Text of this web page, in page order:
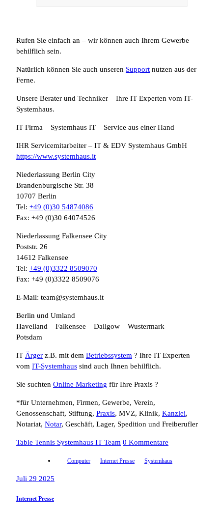
Rufen Sie einfach an – wir können auch Ihrem Gewerbe
behilflich sein.
Natürlich können Sie auch unseren Support nutzen aus der
Ferne.
Unsere Berater und Techniker – Ihre IT Experten vom IT-
Systemhaus.
IT Firma – Systemhaus IT – Service aus einer Hand
IHR Servicemitarbeiter – IT & EDV Systemhaus GmbH
https://www.systemhaus.it
Niederlassung Berlin City
Brandenburgische Str. 38
10707 Berlin
Tel: +49 (0)30 54874086
Fax: +49 (0)30 64074526
Niederlassung Falkensee City
Poststr. 26
14612 Falkensee
Tel: +49 (0)3322 8509070
Fax: +49 (0)3322 8509076
E-Mail: team@systemhaus.it
Berlin und Umland
Havelland – Falkensee – Dallgow – Wustermark
Potsdam
IT Ärger z.B. mit dem Betriebssystem ? Ihre IT Experten
vom IT-Systemhaus sind auch Ihnen behilflich.
Sie suchten Online Marketing für Ihre Praxis ?
*für Unternehmen, Firmen, Gewerbe, Verein,
Genossenschaft, Stiftung, Praxis, MVZ, Klinik, Kanzlei,
Notariat, Notar, Geschäft, Lager, Spedition und Freiberufler
Table Tennis Systemhaus IT Team 0 Kommentare
Computer Internet Presse Systemhaus
Juli 29 2025
Internet Presse